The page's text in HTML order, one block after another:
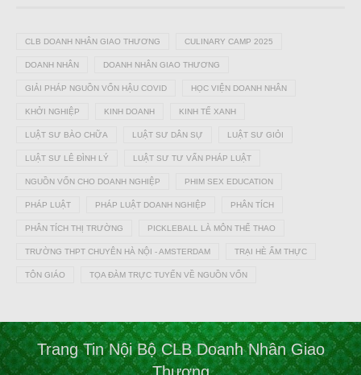
CLB DOANH NHÂN GIAO THƯƠNG CULINARY CAMP 2025
DOANH NHÂN DOANH NHÂN GIAO THƯƠNG
GIẢI PHÁP NGUỒN VỐN HẬU COVID HỌC VIỆN DOANH NHÂN
KHỞI NGHIỆP KINH DOANH KINH TẾ XANH
LUẬT SƯ BÀO CHỮA LUẬT SƯ DÂN SỰ LUẬT SƯ GIỎI
LUẬT SƯ LÊ ĐÌNH LÝ LUẬT SƯ TƯ VẤN PHÁP LUẬT
NGUỒN VỐN CHO DOANH NGHIỆP PHIM SEX EDUCATION
PHÁP LUẬT PHÁP LUẬT DOANH NGHIỆP PHÂN TÍCH
PHÂN TÍCH THỊ TRƯỜNG PICKLEBALL LÀ MÔN THỂ THAO
TRƯỜNG THPT CHUYÊN HÀ NỘI - AMSTERDAM TRẠI HÈ ẨM THỰC
TÔN GIÁO TỌA ĐÀM TRỰC TUYẾN VỀ NGUỒN VỐN
Trang Tin Nội Bộ CLB Doanh Nhân Giao